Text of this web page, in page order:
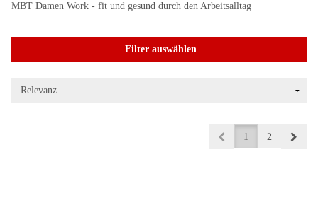
MBT Damen Work - fit und gesund durch den Arbeitsalltag
Filter auswählen
1 2